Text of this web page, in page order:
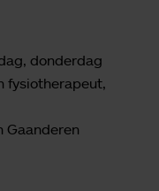
donderdag
fysiotherapeut,
Gaanderen